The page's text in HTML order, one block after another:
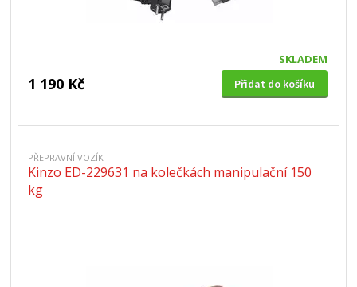
SKLADEM
1 190 Kč Přidat do košíku
PŘEPRAVNÍ VOZÍK
Kinzo ED-229631 na kolečkách manipulační 150
kg